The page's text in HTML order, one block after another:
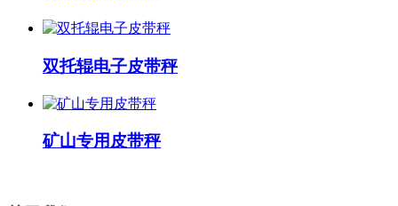
双托辊电子皮带秤
矿山专用皮带秤